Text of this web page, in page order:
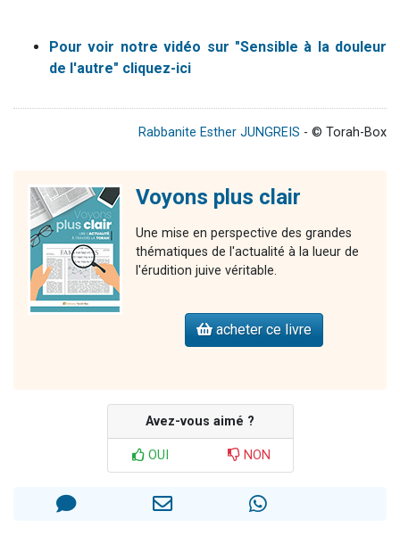
Pour voir notre vidéo sur "Sensible à la douleur
de l'autre" cliquez-ici
Rabbanite Esther JUNGREIS - © Torah-Box
Voyons plus clair
Une mise en perspective des grandes
thématiques de l'actualité à la lueur de
l'érudition juive véritable.
acheter ce livre
Avez-vous aimé ?
OUI NON